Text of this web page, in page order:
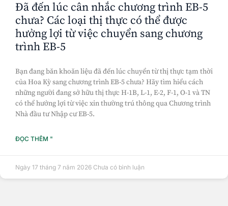
Đã đến lúc cân nhắc chương trình EB-5
chưa? Các loại thị thực có thể được
hưởng lợi từ việc chuyển sang chương
trình EB-5
Bạn đang băn khoăn liệu đã đến lúc chuyển từ thị thực tạm thời
của Hoa Kỳ sang chương trình EB-5 chưa? Hãy tìm hiểu cách
những người đang sở hữu thị thực H-1B, L-1, E-2, F-1, O-1 và TN
có thể hưởng lợi từ việc xin thường trú thông qua Chương trình
Nhà đầu tư Nhập cư EB-5.
ĐỌC THÊM "
Ngày 17 tháng 7 năm 2026 Chưa có bình luận